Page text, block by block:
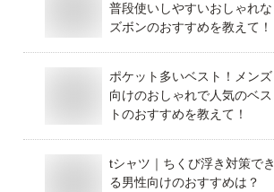
普段使いしやすいおしゃれな
ズボンのおすすめを教えて！
ポケット多いベスト！メンズ
向けのおしゃれで人気のベス
トのおすすめを教えて！
tシャツ｜ちくび浮き対策でき
る男性向けのおすすめは？